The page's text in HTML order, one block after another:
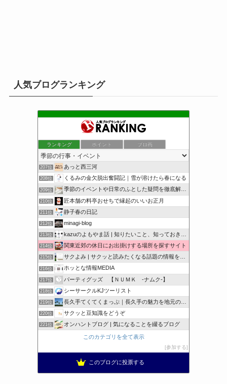
人気ブログランキング
ランキング ポイント ブロ画
207位 あっと西三河
208位 くるみの金欠脱出奮闘記｜雪が溶けたら春になる
209位 季節のイベントや日常のふとした疑問を徹底解説！
210位 匠本舗の料亭おせちで縁起のいいお正月
211位 静子春の日記
212位 minagi-blog
213位 kazuのよもやま話 | 知りたいこと、知っておきたいこと…
214位 関東近郊の休日にお出掛けする場所を探すサイト
215位 サクよみ | サクッと読みたくなる話題の情報を随時発信！
216位 ホッとな情報MEDIA
217位 パーティグッズ 【ＮＵＭＫ -ナムク-】
218位 シーサークルKJツーリスト
219位 長久手てくてくまっぷ｜長久手の魅力を地元の人と訪れる人に
220位 サクッと豆知識をどうぞ
221位 オンハントブログ | 気になることを綴るブログ
このカテゴリを全て表示
参加する
このブログに投票する